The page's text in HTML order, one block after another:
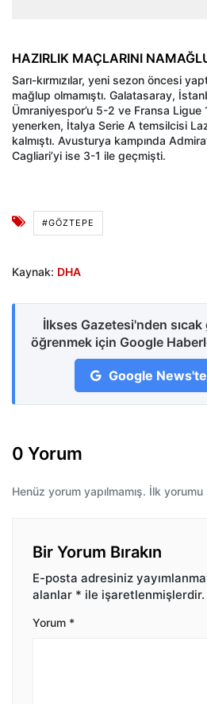
HAZIRLIK MAÇLARINI
Sarı-kırmızılar, yeni sezon öncesi
mağlup olmamıştı. Galatasaray,
Ümraniyespor’u 5-2 ve Fransa Ligue
yenerken, İtalya Serie A temsilcisi
kalmıştı. Avusturya kampında
Cagliari’yi ise 3-1 ile geçmişti.
#GÖZTEPE
Kaynak: DHA
İlkses Gazetesi'nden sıcak
öğrenmek için Google
Google
0 Yorum
Henüz yorum yapılmamış. İlk yorumu
Bir Yorum Bırakın
E-posta adresiniz
alanlar * ile işaretlenmişlerdir.
Yorum *